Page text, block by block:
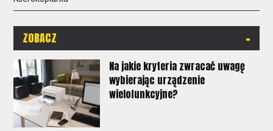
ZOBACZ -
Na jakie kryteria zwracać uwagę
wybierając urządzenie
wielofunkcyjne?